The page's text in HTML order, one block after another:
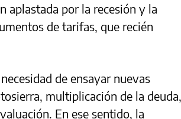
aplastada por la recesión y la
de tarifas, que recién
de ensayar nuevas
multiplicación de la deuda,
En ese sentido, la